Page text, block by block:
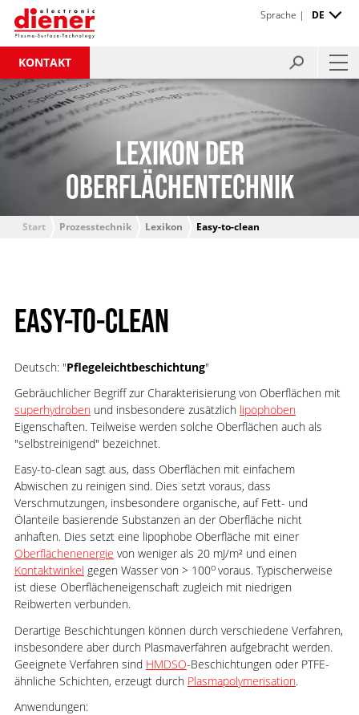
KONTAKT
Sprache | DE
LEXIKON DER
OBERFLÄCHENTECHNIK
Start Prozesstechnik Lexikon Easy-to-clean
EASY-TO-CLEAN
Deutsch: "Pflegeleichtbeschichtung"
Gebräuchlicher Begriff zur Charakterisierung von Oberflächen mit
superhydrobenund insbesondere zusätzlich lipophoben
Eigenschaften. Teilweise werden solche Oberflächen auch als
"selbstreinigend" bezeichnet.
Easy-to-clean sagt aus, dass Oberflächen mit einfachem
Abwischen zu reinigen sind. Dies setzt voraus, dass
Verschmutzungen, insbesondere organische, auf Fett- und
Ölanteile basierende Substanzen an der Oberfläche nicht
anhaften. Dies setzt eine lipophobe Oberfläche mit einer
Oberflächenenergie von weniger als 20 mJ/m² und einen
Kontaktwinkel gegen Wasser von > 100o voraus. Typischerweise
ist diese Oberflächeneigenschaft zugleich mit niedrigen
Reibwerten verbunden.
Derartige Beschichtungen können durch verschiedene Verfahren,
insbesondere aber durch Plasmaverfahren aufgebracht werden.
Geeignete Verfahren sind HMDSO-Beschichtungen oder PTFE-
ähnliche Schichten, erzeugt durch Plasmapolymerisation.
Anwendungen: